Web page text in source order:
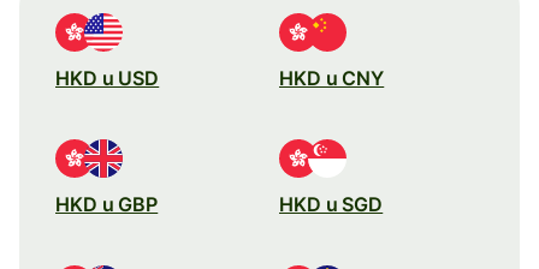
HKD u USD HKD u CNY
HKD u GBP HKD u SGD